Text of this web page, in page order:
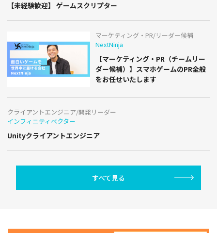
【未経験歓迎】 ゲームスクリプター
マーケティング・PR/リーダー候補
NextNinja
【マーケティング・PR（チームリー
ダー候補）】スマホゲームのPR全般
をお任せいたします
クライアントエンジニア/開発リーダー
インフィニティベクター
Unityクライアントエンジニア
すべて見る